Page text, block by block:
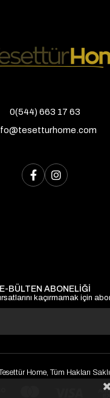
0(544) 663 17 63
E-BÜLTEN ABONELİĞİ
kaçırmamak için
Home, Tüm Hakları